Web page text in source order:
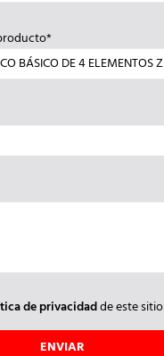
de privacidadde este sitio